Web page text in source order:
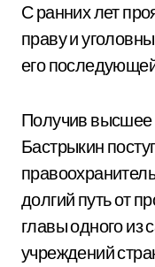
С ранних лет
праву и
его
Получив высшее
Бастрыкин
долгий путь от
главы одного
учреждений